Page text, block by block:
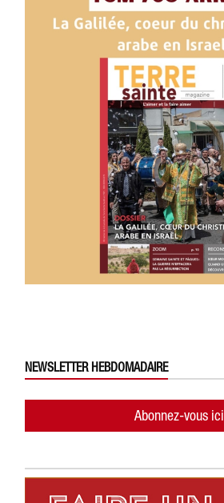
NEWSLETTER HEBDOMADAIRE
Abonnez-vous ici